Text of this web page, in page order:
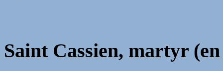
Saint Cassien, martyr